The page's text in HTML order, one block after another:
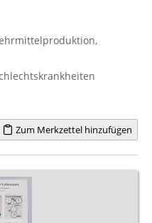
Zum Merkzettel hinzufügen